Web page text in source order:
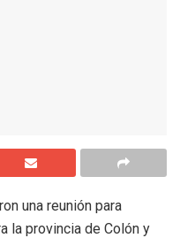
una reunión para
la provincia de Colón y